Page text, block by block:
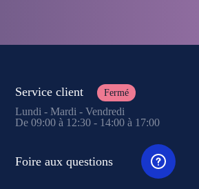
Service client Fermé
Lundi - Mardi - Vendredi
De 09:00 à 12:30 - 14:00 à 17:00
Foire aux questions